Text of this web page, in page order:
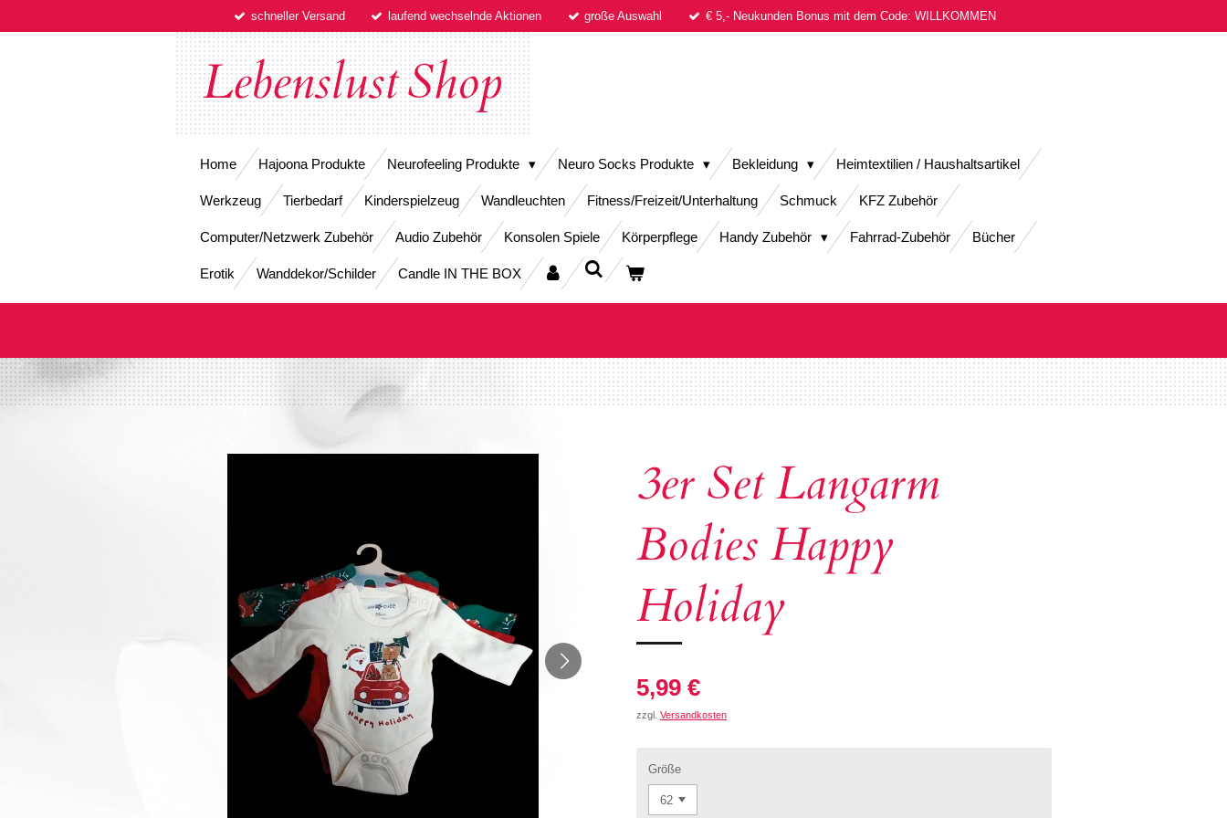
schneller Versand laufend wechselnde Aktionen große Auswahl € 5,- Neukunden Bonus mit dem Code: WILLKOMMEN
LebenslustShop
Home Hajoona Produkte Neurofeeling Produkte Neuro Socks Produkte Bekleidung Heimtextilien / Haushaltsartikel
Werkzeug Tierbedarf Kinderspielzeug Wandleuchten Fitness/Freizeit/Unterhaltung Schmuck KFZ Zubehör
Computer/Netzwerk Zubehör Audio Zubehör Konsolen Spiele Körperpflege Handy Zubehör Fahrrad-Zubehör Bücher
Erotik Wanddekor/Schilder Candle IN THE BOX
3er Set Langarm
Bodies Happy
Holiday
5,99 €
zzgl. Versandkosten
Größe